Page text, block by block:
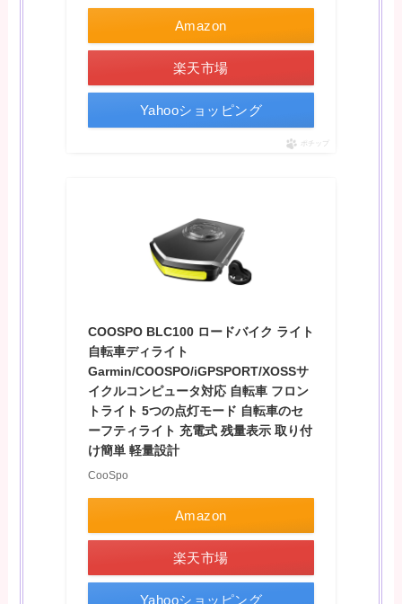
Amazon
楽天市場
Yahooショッピング
ポチップ
COOSPO BLC100 ロードバイク ライト
自転車ディライト
Garmin/COOSPO/iGPSPORT/XOSSサ
イクルコンピュータ対応 自転車 フロン
トライト 5つの点灯モード 自転車のセ
ーフティライト 充電式 残量表示 取り付
け簡単 軽量設計
CooSpo
Amazon
楽天市場
Yahooショッピング